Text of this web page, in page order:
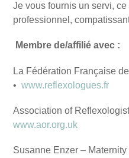
Je vous fournis un servi,
professionnel,
Membre de/affilié avec :
La Fédération Française
•www.reflexologues.fr
Association of
www.aor.org.uk
Susanne Enzer –